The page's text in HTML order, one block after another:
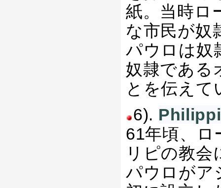
紙。当時ロ
な市民が奴
パウロは奴
奴隷である
とを伝えて
6).
61年頃、ロ
リピの教
パウロがア